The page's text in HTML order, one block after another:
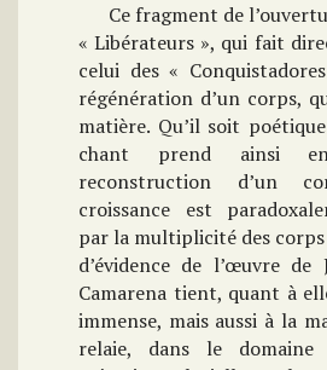
Ce fragment de
« Libérateurs », qui fait
celui des «
régénération d’un corps,
matière. Qu’il soit
chant prend ainsi
reconstruction d’un
croissance est
par la multiplicité des
d’évidence de l’œuvre de
Camarena tient, quant à
immense, mais aussi à la
relaie, dans le domaine